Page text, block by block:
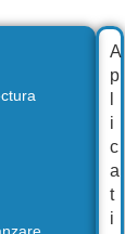
A
p
i
c
a
t
i